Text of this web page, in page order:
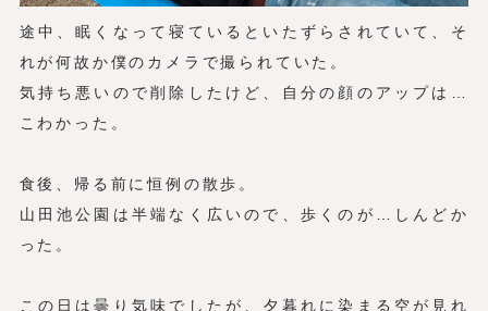
途中、眠くなって寝ているといたずらされていて、そ
れが何故か僕のカメラで撮られていた。
気持ち悪いので削除したけど、自分の顔のアップは…
こわかった。
食後、帰る前に恒例の散歩。
山田池公園は半端なく広いので、歩くのが…しんどか
った。
この日は曇り気味でしたが、夕暮れに染まる空が見れ